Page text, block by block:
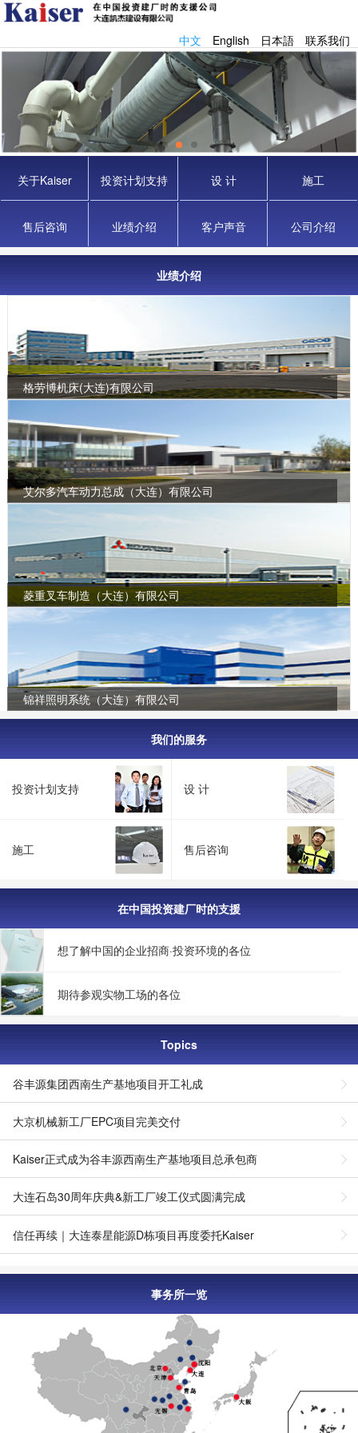
中文 English 日本語 联系我们
关于Kaiser 投资计划支持 设 计 施工
售后咨询 业绩介绍 客户声音 公司介绍
业绩介绍
格劳博机床(大连)有限公司
艾尔多汽车动力总成（大连）有限公司
菱重叉车制造（大连）有限公司
锦祥照明系统（大连）有限公司
我们的服务
投资计划支持 设 计
施工 售后咨询
在中国投资建厂时的支援
想了解中国的企业招商·投资环境的各位
期待参观实物工场的各位
Topics
谷丰源集团西南生产基地项目开工礼成
大京机械新工厂EPC项目完美交付
Kaiser正式成为谷丰源西南生产基地项目总承包商
大连石岛30周年庆典&新工厂竣工仪式圆满完成
信任再续｜大连泰星能源D栋项目再度委托Kaiser
事务所一览